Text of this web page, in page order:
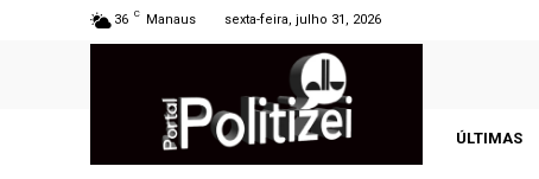
36 C Manaus sexta-feira, julho 31, 2026
ÚLTIMAS